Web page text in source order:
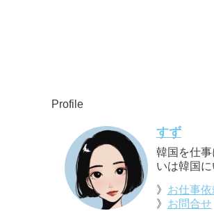
Profile
すず
韓国を仕
いは韓国
》 お仕事
》 お問合せ